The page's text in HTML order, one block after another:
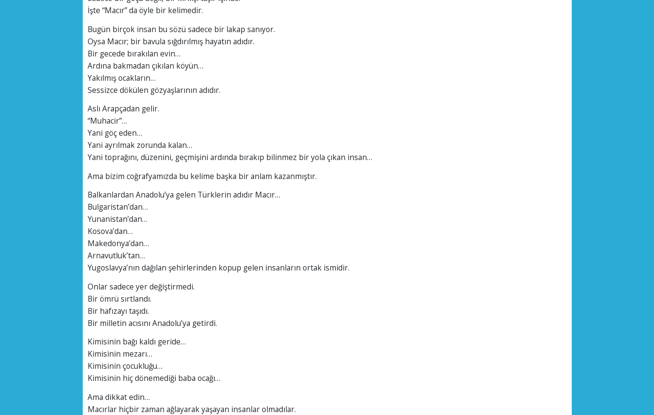
İşte “Macır” da öyle bir kelimedir.
Bugün birçok insan bu sözü sadece bir lakap sanıyor.
Oysa Macır; bir bavula sığdırılmış hayatın adıdır.
Bir gecede bırakılan evin…
Ardına bakmadan çıkılan köyün…
Yakılmış ocakların…
Sessizce dökülen gözyaşlarının adıdır.
Aslı Arapçadan gelir.
“Muhacir”…
Yani göç eden…
Yani ayrılmak zorunda kalan…
Yani toprağını, düzenini, geçmişini ardında bırakıp bilinmez bir yola çıkan insan…
Ama bizim coğrafyamızda bu kelime başka bir anlam kazanmıştır.
Balkanlardan Anadolu’ya gelen Türklerin adıdır Macır…
Bulgaristan’dan…
Yunanistan’dan…
Kosova’dan…
Makedonya’dan…
Arnavutluk’tan…
Yugoslavya’nın dağılan şehirlerinden kopup gelen insanların ortak ismidir.
Onlar sadece yer değiştirmedi.
Bir ömrü sırtlandı.
Bir hafızayı taşıdı.
Bir milletin acısını Anadolu’ya getirdi.
Kimisinin bağı kaldı geride…
Kimisinin mezarı…
Kimisinin çocukluğu…
Kimisinin hiç dönemediği baba ocağı…
Ama dikkat edin…
Macırlar hiçbir zaman ağlayarak yaşayan insanlar olmadılar.